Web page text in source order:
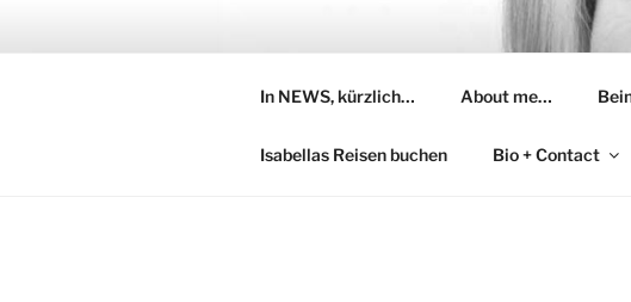
ISABELLA
In NEWS, kürzlich… About me…
Isabellas Reisen buchen Bio + Contact